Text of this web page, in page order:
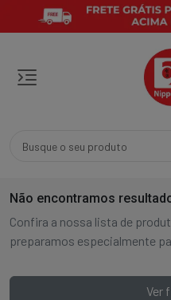
Não encontramos
Confira a nossa lista de
preparamos especialmente
Ver